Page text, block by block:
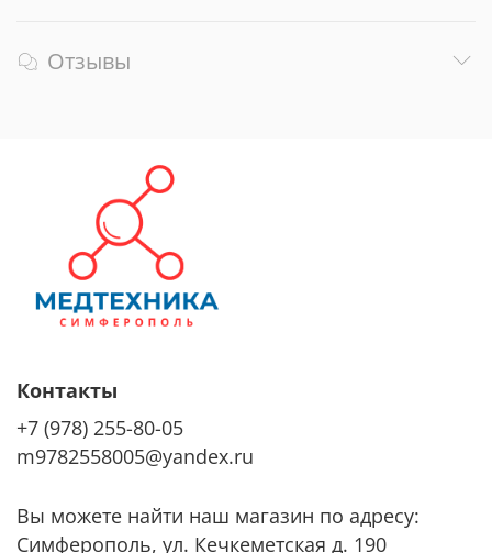
Отзывы
Контакты
+7 (978) 255-80-05
m9782558005@yandex.ru
Вы можете найти наш магазин по адресу:
Симферополь, ул. Кечкеметская д. 190